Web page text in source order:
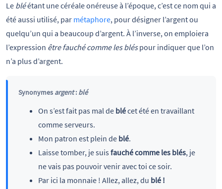
Le bléétant une céréale onéreuse à l’époque, c’est ce nom qui a
été aussi utilisé, par métaphore, pour désigner l’argent ou
quelqu’un qui a beaucoup d’argent. À l’inverse, on emploiera
l’expression être fauché comme les bléspour indiquer que l’on
n’a plus d’argent.
Synonymes argent: blé
On s’est fait pas mal de blécet été en travaillant
comme serveurs.
Mon patron est plein de blé.
Laisse tomber, je suis fauché comme les blés, je
ne vais pas pouvoir venir avec toi ce soir.
Par ici la monnaie ! Allez, allez, du blé !